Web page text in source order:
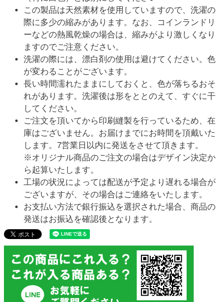
この製品は天然素材を使用していますので、洗濯の
際に多少の縮みがあります。なお、コインランドリ
ーなどの熱風乾燥の場合は、縮みがより激しくなり
ますのでご注意ください。
洗濯の際には、漂白剤の使用は避けてください。色
が変わることがございます。
長い時間濡れたままにしておくと、色が落ちるおそ
れがあります。洗濯後は形をととのえて、すぐに干
してください。
ご注文を頂いてから印刷縫製を行っているため、在
庫はございません。お届けまでにお時間を頂戴いた
します。7営業日以内に発送をさせて頂きます。
※オリジナル商品のご注文の場合はデザイン決定か
ら起算いたします。
工場の状況によっては配送が予定より遅れる場合が
ございますが、その場合はご連絡をいたします。
お支払い方法で銀行振込を選択された場合、商品の
発送はお振込を確認後となります。